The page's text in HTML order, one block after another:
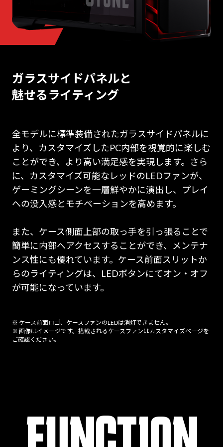
ガラスサイドパネルと
魅せるライティング
全モデルに標準装備されたガラスサイドパネルに
より、カスタマイズしたPC内部を視覚的に楽しむ
ことができ、より高い満足感を実現します。さら
に、カスタマイズ可能なレッドのLEDファンが、
ゲーミングシーンを一層鮮やかに演出し、プレイ
への没入感とモチベーションを高めます。
また、ケース側面上部の取っ手を引っ張ることで
簡単に内部へアクセスすることができ、メンテナ
ンス性にも優れています。ケース前面スリットか
らのライティングは、LEDボタンにてオン・オフ
が可能になっています。
※ ケース前面ロゴ、ケースファンのLEDは消灯できません。
※ 画像はイメージです。搭載されるケースファンはカスタマイズページを
ご確認ください。